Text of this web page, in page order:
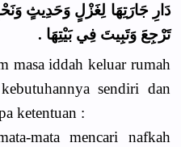
دَارِ جَارَتِهَا لِغَزْلٍ وَحَدِيثٍ
تَرْجِعَ وَتَبِيتَ فِي بَيْتِهَا .
masa iddah keluar rumah
sendiri dan
ketentuan :
mata mencari nafkah